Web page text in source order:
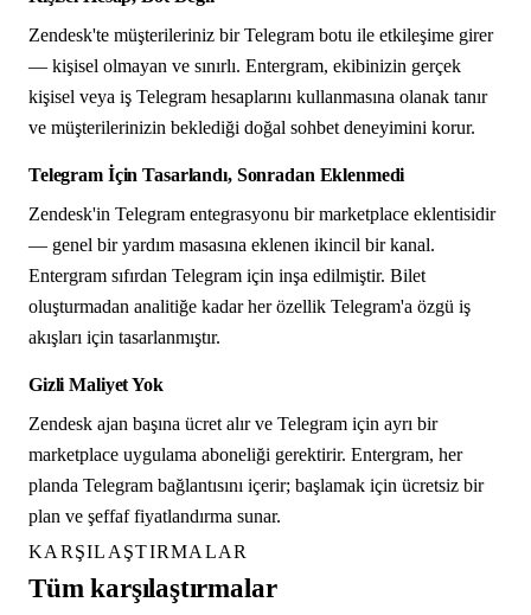
Zendesk'te müşterileriniz bir Telegram botu ile etkileşime girer
— kişisel olmayan ve sınırlı. Entergram, ekibinizin gerçek
kişisel veya iş Telegram hesaplarını kullanmasına olanak tanır
ve müşterilerinizin beklediği doğal sohbet deneyimini korur.
Telegram İçin Tasarlandı, Sonradan Eklenmedi
Zendesk'in Telegram entegrasyonu bir marketplace eklentisidir
— genel bir yardım masasına eklenen ikincil bir kanal.
Entergram sıfırdan Telegram için inşa edilmiştir. Bilet
oluşturmadan analitiğe kadar her özellik Telegram'a özgü iş
akışları için tasarlanmıştır.
Gizli Maliyet Yok
Zendesk ajan başına ücret alır ve Telegram için ayrı bir
marketplace uygulama aboneliği gerektirir. Entergram, her
planda Telegram bağlantısını içerir; başlamak için ücretsiz bir
plan ve şeffaf fiyatlandırma sunar.
KARŞILAŞTIRMALAR
Tüm karşılaştırmalar